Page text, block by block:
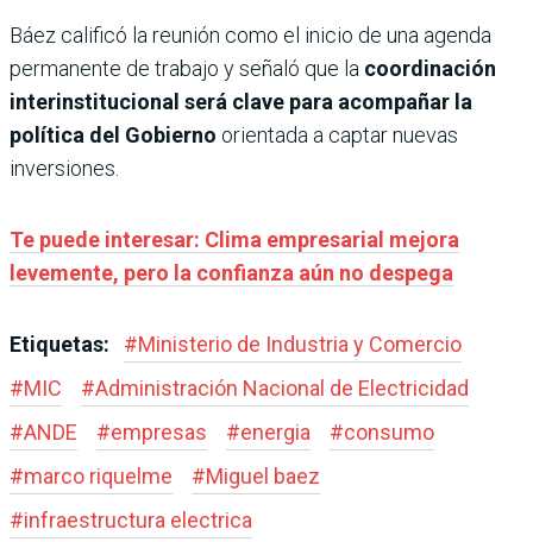
Báez calificó la reunión como el inicio de una agenda
permanente de trabajo y señaló que la coordinación
interinstitucional será clave para acompañar la
política del Gobierno orientada a captar nuevas
inversiones.
Te puede interesar: Clima empresarial mejora
levemente, pero la confianza aún no despega
Etiquetas: #Ministerio de Industria y Comercio
#MIC #Administración Nacional de Electricidad
#ANDE #empresas #energia #consumo
#marco riquelme #Miguel baez
#infraestructura electrica